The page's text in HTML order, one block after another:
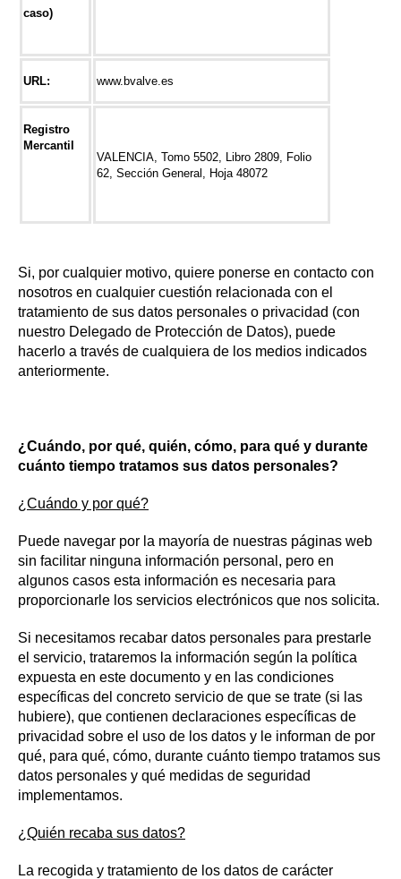
caso)
URL: www.bvalve.es
Registro
Mercantil
VALENCIA, Tomo 5502, Libro 2809, Folio
62, Sección General, Hoja 48072
Si, por cualquier motivo, quiere ponerse en contacto con
nosotros en cualquier cuestión relacionada con el
tratamiento de sus datos personales o privacidad (con
nuestro Delegado de Protección de Datos), puede
hacerlo a través de cualquiera de los medios indicados
anteriormente.
¿Cuándo, por qué, quién, cómo, para qué y durante
cuánto tiempo tratamos sus datos personales?
¿Cuándo y por qué?
Puede navegar por la mayoría de nuestras páginas web
sin facilitar ninguna información personal, pero en
algunos casos esta información es necesaria para
proporcionarle los servicios electrónicos que nos solicita.
Si necesitamos recabar datos personales para prestarle
el servicio, trataremos la información según la política
expuesta en este documento y en las condiciones
específicas del concreto servicio de que se trate (si las
hubiere), que contienen declaraciones específicas de
privacidad sobre el uso de los datos y le informan de por
qué, para qué, cómo, durante cuánto tiempo tratamos sus
datos personales y qué medidas de seguridad
implementamos.
¿Quién recaba sus datos?
La recogida y tratamiento de los datos de carácter